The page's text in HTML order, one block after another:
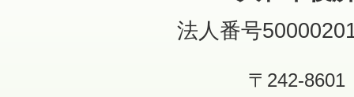
法人番号
〒242-8601